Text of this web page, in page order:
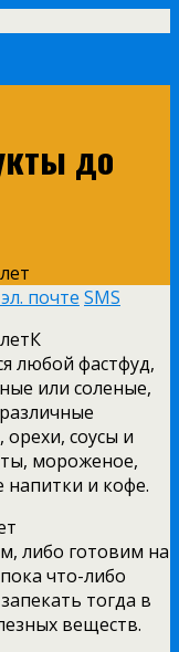
до
почте SMS
К
любой фастфуд,
или соленые,
соусы и
мороженое,
и кофе.
либо готовим на
что-либо
тогда в
веществ.